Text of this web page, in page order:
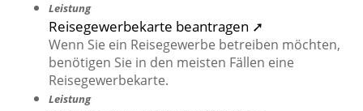
Leistung
Reisegewerbekarte beantragen ➚
Wenn Sie ein Reisegewerbe betreiben möchten,
benötigen Sie in den meisten Fällen eine
Reisegewerbekarte.
Leistung